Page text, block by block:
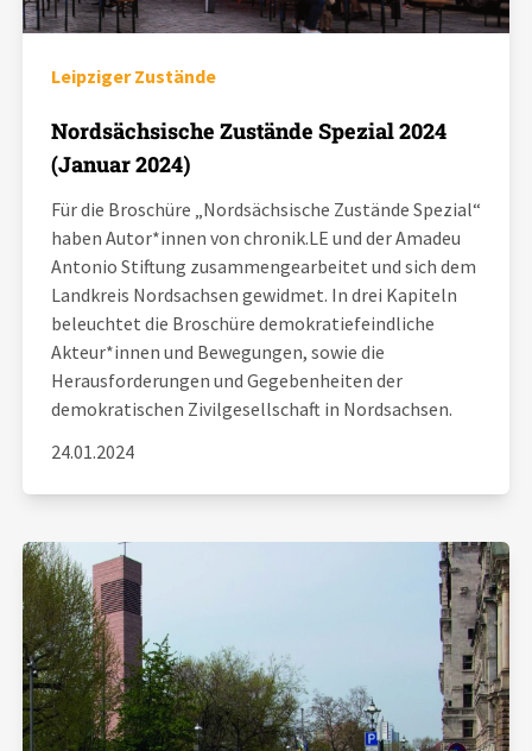
Leipziger Zustände
Nordsächsische Zustände Spezial 2024
(Januar 2024)
Für die Broschüre „Nordsächsische Zustände Spezial“
haben Autor*innen von chronik.LE und der Amadeu
Antonio Stiftung zusammengearbeitet und sich dem
Landkreis Nordsachsen gewidmet. In drei Kapiteln
beleuchtet die Broschüre demokratiefeindliche
Akteur*innen und Bewegungen, sowie die
Herausforderungen und Gegebenheiten der
demokratischen Zivilgesellschaft in Nordsachsen.
24.01.2024